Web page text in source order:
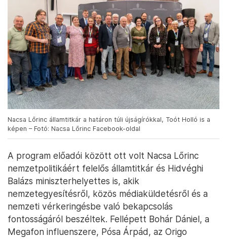
Nacsa Lőrinc államtitkár a határon túli újságírókkal, Toót Holló is a
képen – Fotó: Nacsa Lőrinc Facebook-oldal
A program előadói között ott volt Nacsa Lőrinc
nemzetpolitikáért felelős államtitkár és Hidvéghi
Balázs miniszterhelyettes is, akik
nemzetegyesítésről, közös médiaküldetésről és a
nemzeti vérkeringésbe való bekapcsolás
fontosságáról beszéltek. Fellépett Bohár Dániel, a
Megafon influenszere, Pósa Árpád, az Origo